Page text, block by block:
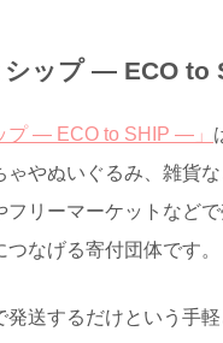
シップ ― ECO to
プ ― ECO to SHIP ―」
ゃやぬいぐるみ、雑貨
フリーマーケットなど
なげる寄付団体です。
発送するだけという手